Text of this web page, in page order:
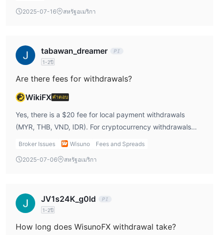
2025-07-16 สหรัฐอเมริกา
tabawan_dreamer
1-2ปี
Are there fees for withdrawals?
WikiFXคำตอบ
Yes, there is a $20 fee for local payment withdrawals
(MYR, THB, VND, IDR). For cryptocurrency withdrawals
(USDT), there’s no fee, which is convenient if I prefer using
Broker Issues Wisuno Fees and Spreads
2025-07-06 สหรัฐอเมริกา
JV1s24K_g0ld
1-2ปี
How long does WisunoFX withdrawal take?